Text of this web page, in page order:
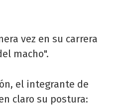
vez en su carrera
macho".
el integrante de
claro su postura: